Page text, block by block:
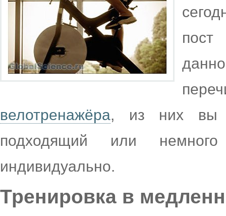
велотренажёра, из них вы
подходящий или
индивидуально.
Тренировка в